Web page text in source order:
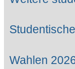
Wahlen